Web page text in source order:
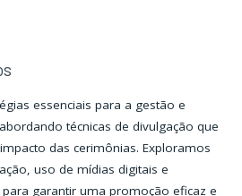
essenciais para a gestão e
técnicas de divulgação que
das cerimônias. Exploramos
uso de mídias digitais e
garantir uma promoção eficaz e